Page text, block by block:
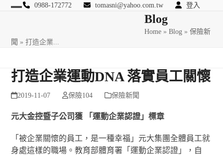
Skip
0988-172772 tomasni@yahoo.com.tw 登入
匯豐國際風險管理顧問Blog
Home »Blog »保險新
聞 »打造企業...
打造企業運動DNA 落實員工關懷
2019-11-07 保險104 保險新聞
元大金控暨子公司獲 「運動企業認證」標章
「被企業關懷的員工，是一種幸福」元大集團全體員工就
身處這樣的職場。教育部體育署「運動企業認證」，自